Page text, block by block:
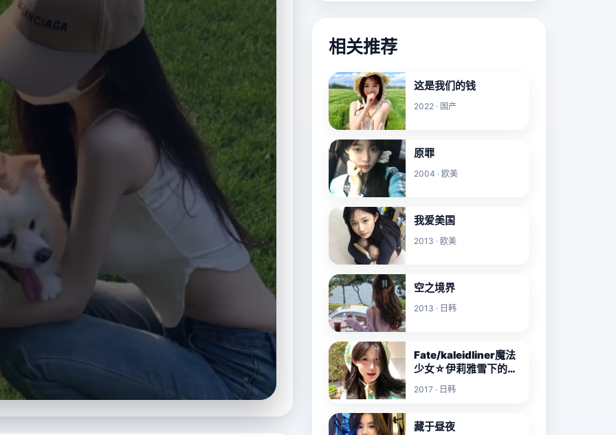
相关推荐
这是我们的钱
2022 · 国产
原罪
2004 · 欧美
我爱美国
2013 · 欧美
空之境界
2013 · 日韩
Fate/kaleidliner魔法
少女☆伊莉雅雪下的誓
2017 · 日韩
藏于昼夜